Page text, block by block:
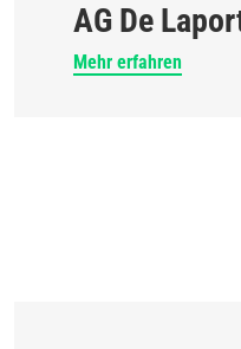
AG De
Mehr erfahren